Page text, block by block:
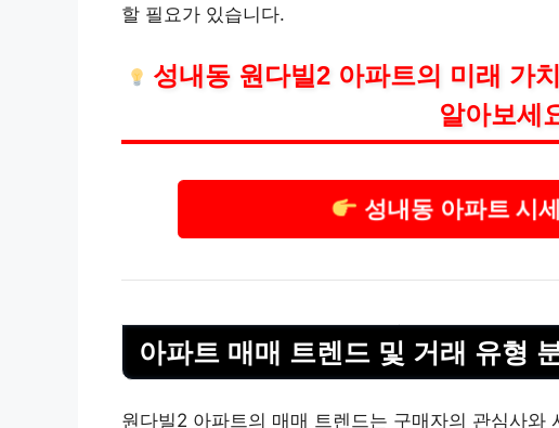
할 필요가 있습니다.
성내동 원다빌2 아파트의 미래 가
알아보세
성내동 아파트 시
아파트 매매 트렌드 및 거래 유형
원다빌2 아파트의 매매 트렌드는 구매자의 관심사와